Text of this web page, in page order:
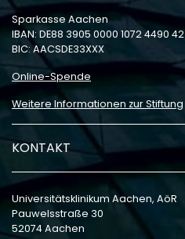
Sparkasse Aachen
IBAN: DE88 3905 0000 1072 4490 42
BIC: AACSDE33XXX
Online-Spende
Weitere Informationen zur Stiftung
KONTAKT
Universitätsklinikum Aachen, AöR
Pauwelsstraße 30
52074 Aachen